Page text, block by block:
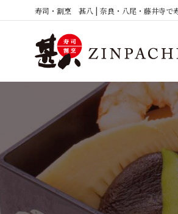
ン
プ
寿司・割烹 甚八 | 奈良・八尾・藤井寺で